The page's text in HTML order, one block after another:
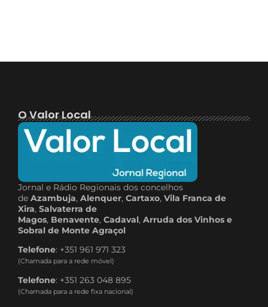
O Valor Local
Jornal e Rádio Regionais dos concelhos
de Azambuja, Alenquer, Cartaxo, Vila Franca de
Xira, Salvaterra de
Magos, Benavente, Cadaval, Arruda dos Vinhos e
Sobral de Monte Agraçol
Telefone: +351 961 971 323
(Chamada para a rede móvel)
Telefone: +351 263 048 895
(Chamada para a rede fixa nacional)